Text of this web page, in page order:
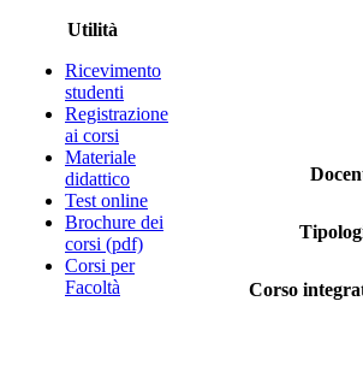
Utilità
Ricevimento
studenti
Registrazione
ai corsi
Materiale
didattico
Test online
Brochure dei
corsi (pdf)
Corsi per
Facoltà
Corso